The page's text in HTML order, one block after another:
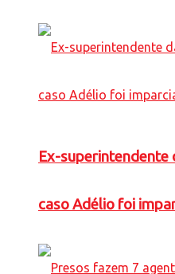
Ex-superintendente
caso Adélio foi